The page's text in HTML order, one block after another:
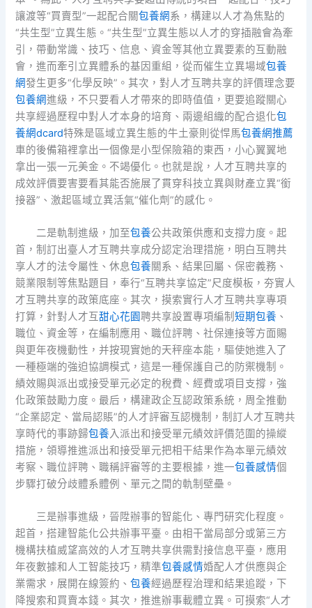
讓渡等“買賣型”一起配合關包養網系，構建以人才為焦點的
“共生型”立異生態。“共生型”立異生態以人才的穿插融會為牽
引，帶動常識、技巧、信息、資金等其他立異要素的互動融
會，進而牽引立異體系的基因重組，從而催生立異場域包養
網發生更多“化學反映”。其次，對人才互聘共享的評價理念要
包養網進級，不只要看人才帶來的即時值值，更要追蹤關心
共享經過歷程中對人才本身的培育、兩邊組織的配合退化包
養網dcard特殊是區域立異生態的牛土豪則從悍馬包養網推薦
車的後備箱裡拿出一個像是小型保險箱的東西，小心翼翼地
拿出一張一元美金。不竭優化。也就是說，人才互聘共享的
成效評價要害要看其能否施展了貫穿科技立異與財產立異“銜
接器”、激起區域立異活氣“催化劑”的感化。
二是軌制進級，加至包養公共政策供應和支撐力度。起
首，制訂出臺人才互聘共享成分認定治理措施，明白互聘共
享人才的法令屬性、休息包養關系、結果回屬、保密義務、
競業限制等焦點題目，奉行“互聘共享協定”尺度模板，夯實人
才互聘共享的政策底座。其次，摸索實行人才互聘共享專項
打算，針對人才互甜心花園聘共享設置專項編制短期包養 、
職位、資金等，在編制應用、職位評聘、社保連接等方面賜
與更年夜機動性，并按現實她的天秤座本能，驅使她進入了
一種極端的強迫協調模式，這是一種保護自己的防禦機制。
績效賜與派出或接受單元必定的稅費、經費或項目支撐，強
化政策鼓勵力度。最后，構建政企互認政策系統，周全推動
“企業認定、當局認賬”的人才評審互認機制，制訂人才互聘共
享時代的事跡歸包養入派出和接受單元績效評價范圍的操縱
措施，領導推進派出和接受單元把相干結果作為本單元績效
考察、職位評聘、職稱評審等的主要根據，進一包養感情個
步驟打破分歧體系體例、單元之間的軌制壁壘。
三是辦事進級，晉陞辦事的智能化、專門研究化程度。
起首，搭建智能化公共辦事平臺。由相干當局部分或第三方
機構扶植威望高效的人才互聘共享供需對接信息平臺，應用
年夜數據和人工智能技巧，精準包養感情婚配人才供應與企
業需求，展開在線簽約、包養經過歷程治理和結果追蹤，下
降搜索和買賣本錢。其次，推進辦事載體立異。可摸索“人才